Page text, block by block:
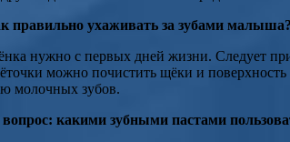
правильно ухаживать за зубами малыша?
нужно с первых дней жизни. Следует
можно почистить щёки и
молочных зубов.
какими зубными пастами